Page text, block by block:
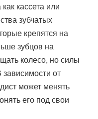
кассета или
зубчатых
крепятся на
зубцов на
колесо, но силы
от
может менять
его под свои